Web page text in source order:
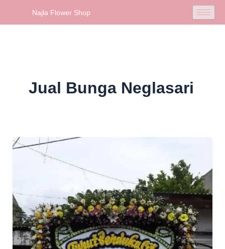
Najla Flower Shop
Jual Bunga Neglasari